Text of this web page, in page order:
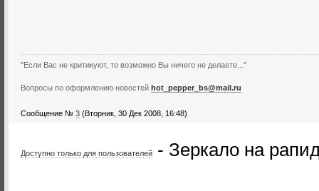
"Если Вас не критикуют, то возможно Вы ничего не делаете..."
Вопросы по оформлению новостей hot_pepper_bs@mail.ru
Сообщение № 3 (Вторник, 30 Дек 2008, 16:48)
Доступно только для пользователей - Зеркало на